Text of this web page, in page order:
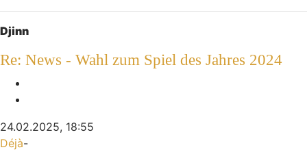
Nach oben
Djinn
Re: News - Wahl zum Spiel des Jahres 2024
24.02.2025, 18:55
Déjà-